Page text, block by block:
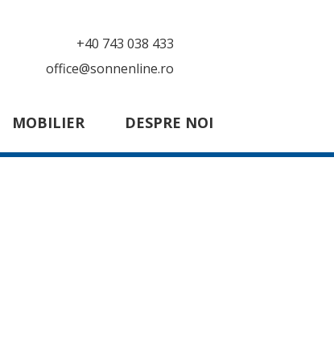
+40 743 038 433
office@sonnenline.ro
MOBILIER DESPRE NOI